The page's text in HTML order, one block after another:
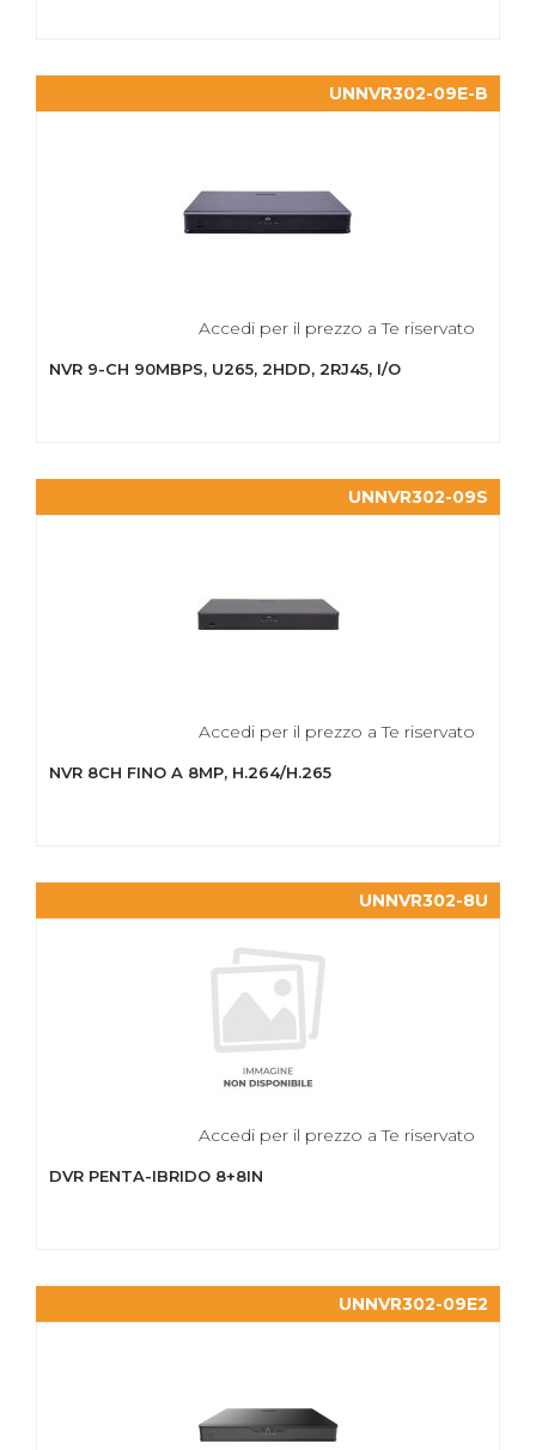
UNNVR302-09E-B
Accedi per il prezzo a Te riservato
NVR 9-CH 90MBPS, U265, 2HDD, 2RJ45, I/O
UNNVR302-09S
Accedi per il prezzo a Te riservato
NVR 8CH FINO A 8MP, H.264/H.265
UNNVR302-8U
Accedi per il prezzo a Te riservato
DVR PENTA-IBRIDO 8+8IN
UNNVR302-09E2